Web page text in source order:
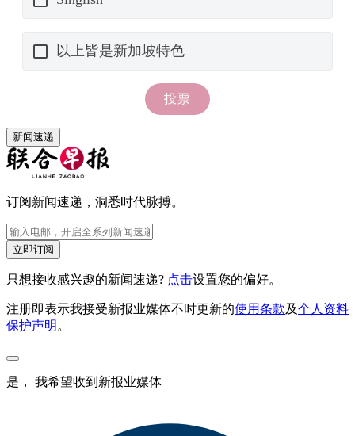
新闻速递
订阅新闻速递，洞悉时代脉搏。
立即订阅
只想接收感兴趣的新闻速递? 点击设置您的偏好。
注册即表示我接受新报业媒体不时更新的使用条款及个人资料
保护声明 。
是， 我希望收到新报业媒体